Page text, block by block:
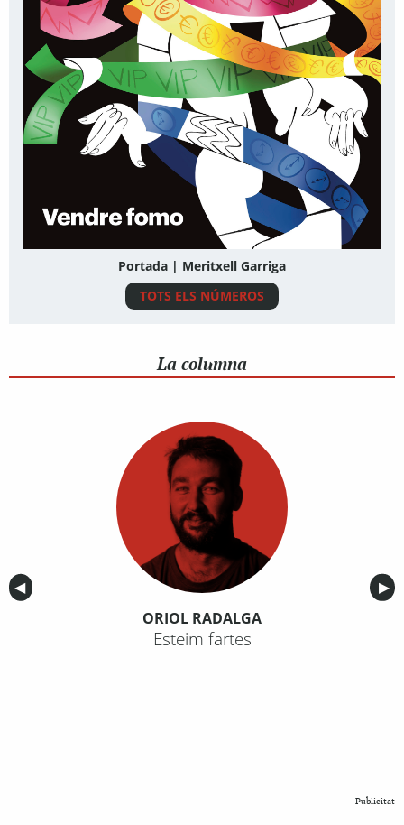
Portada | Meritxell Garriga
TOTS ELS NÚMEROS
La columna
Anterior
◀︎ ▶︎
ORIOL RADALGA
Esteim fartes
Publicitat